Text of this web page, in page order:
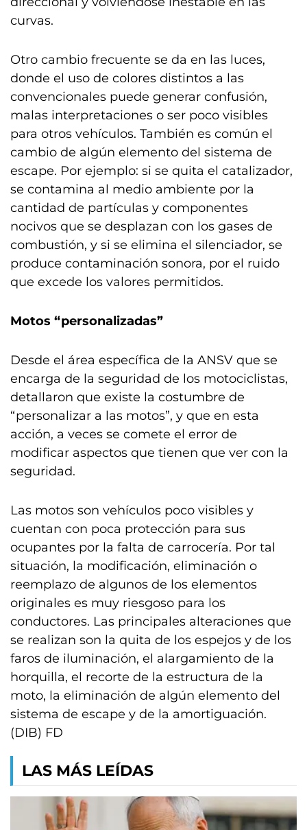
curvas.
Otro cambio frecuente se da en las luces,
donde el uso de colores distintos a las
convencionales puede generar confusión,
malas interpretaciones o ser poco visibles
para otros vehículos. También es común el
cambio de algún elemento del sistema de
escape. Por ejemplo: si se quita el catalizador,
se contamina al medio ambiente por la
cantidad de partículas y componentes
nocivos que se desplazan con los gases de
combustión, y si se elimina el silenciador, se
produce contaminación sonora, por el ruido
que excede los valores permitidos.
Motos “personalizadas”
Desde el área específica de la ANSV que se
encarga de la seguridad de los motociclistas,
detallaron que existe la costumbre de
“personalizar a las motos”, y que en esta
acción, a veces se comete el error de
modificar aspectos que tienen que ver con la
seguridad.
Las motos son vehículos poco visibles y
cuentan con poca protección para sus
ocupantes por la falta de carrocería. Por tal
situación, la modificación, eliminación o
reemplazo de algunos de los elementos
originales es muy riesgoso para los
conductores. Las principales alteraciones que
se realizan son la quita de los espejos y de los
faros de iluminación, el alargamiento de la
horquilla, el recorte de la estructura de la
moto, la eliminación de algún elemento del
sistema de escape y de la amortiguación.
(DIB) FD
LAS MÁS LEÍDAS